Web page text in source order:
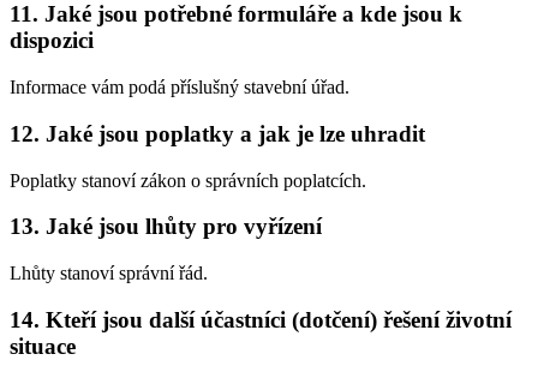
11. Jaké jsou potřebné formuláře a kde jsou k
dispozici
Informace vám podá příslušný stavební úřad.
12. Jaké jsou poplatky a jak je lze uhradit
Poplatky stanoví zákon o správních poplatcích.
13. Jaké jsou lhůty pro vyřízení
Lhůty stanoví správní řád.
14. Kteří jsou další účastníci (dotčení) řešení životní
situace